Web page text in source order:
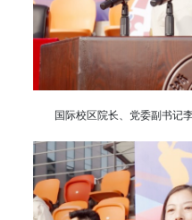
国际校区院长、党委副书记